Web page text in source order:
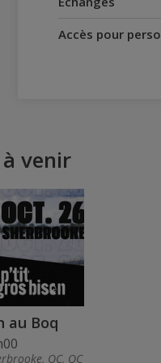
Accès pour
venir
au Boq
QC, QC